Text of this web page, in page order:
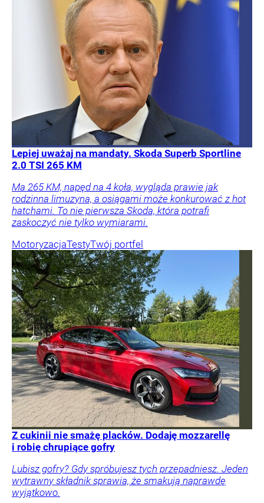
Lepiej uważaj na mandaty. Skoda Superb Sportline
2.0 TSI 265 KM
Ma 265 KM, napęd na 4 koła, wygląda prawie jak
rodzinna limuzyna, a osiągami może konkurować z hot
hatchami. To nie pierwsza Skoda, która potrafi
zaskoczyć nie tylko wymiarami.
MotoryzacjaTestyTwój portfel
Z cukinii nie smażę placków. Dodaję mozzarellę
i robię chrupiące gofry
Lubisz gofry? Gdy spróbujesz tych przepadniesz. Jeden
wytrawny składnik sprawia, że smakują naprawdę
wyjątkowo.